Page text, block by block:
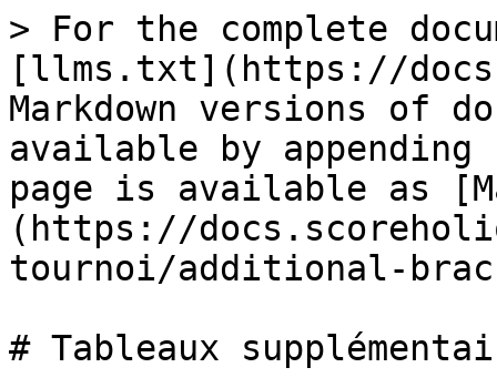
> For the complete
[llms.txt](https://
Markdown versions of
available by
page is available as
(https://
tournoi/additional-
# Tableaux